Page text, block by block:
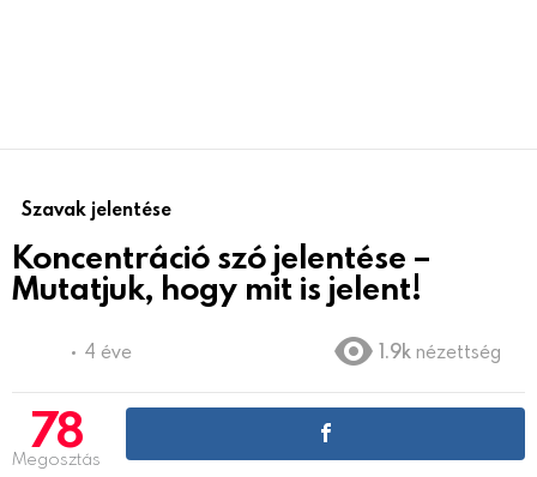
Szavak jelentése
Koncentráció szó jelentése –
Mutatjuk, hogy mit is jelent!
4 éve 1.9k nézettség
78
Megosztás